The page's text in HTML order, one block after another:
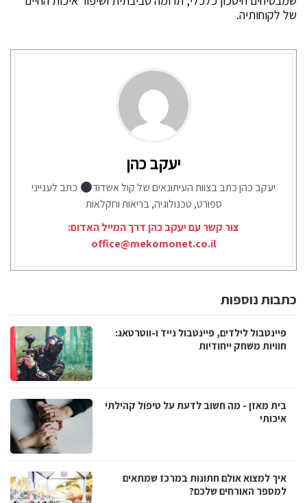
של לקוחותיה.
יעקב כהן
יעקב כהן כתב בצוות העיתונאים של קול אשדוד
כתב לענייני
ספורט, טכנולוגיה, בריאות וחקלאות
צור קשר עם יעקב כהן דרך המייל האדום:
office@mekomonet.co.il
כתבות נוספות
פיינטבול לילדים, פיינטבול נייד ו-ווטרטאג:
חוויות משחק ייחודיות
בית מאזן - מה חשוב לדעת על טיפול קהילתי
איכותי
איך למצוא אולם חתונות במרכז שמתאים
למספר האורחים שלכם?